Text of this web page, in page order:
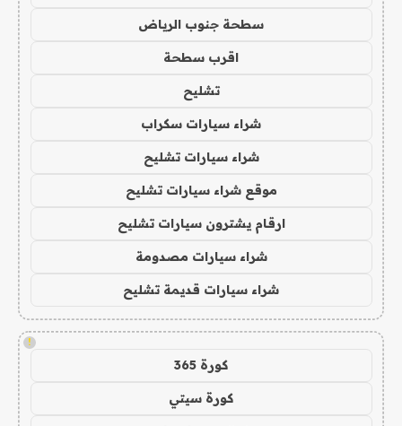
سطحة جنوب الرياض
اقرب سطحة
تشليح
شراء سيارات سكراب
شراء سيارات تشليح
موقع شراء سيارات تشليح
ارقام يشترون سيارات تشليح
شراء سيارات مصدومة
شراء سيارات قديمة تشليح
!
كورة 365
كورة سيتي